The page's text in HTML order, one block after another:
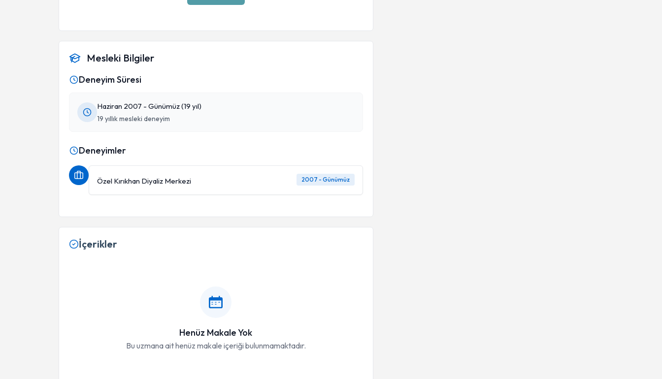
Mesleki Bilgiler
Deneyim Süresi
Haziran 2007 - Günümüz (19 yıl)
19 yıllık mesleki deneyim
Deneyimler
Özel Kırıkhan Diyaliz Merkezi 2007 - Günümüz
İçerikler
Henüz Makale Yok
Bu uzmana ait henüz makale içeriği bulunmamaktadır.